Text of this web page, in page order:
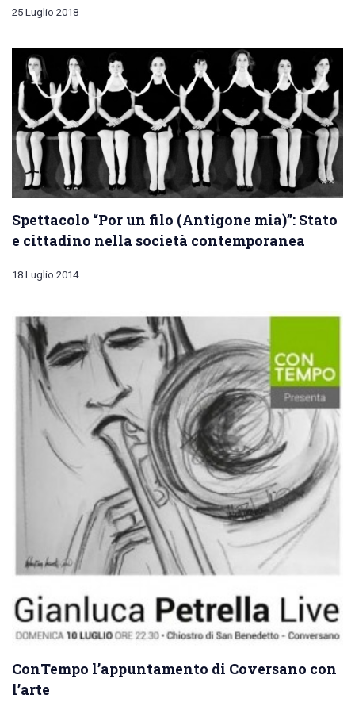
25 Luglio 2018
Spettacolo “Por un filo (Antigone mia)”: Stato
e cittadino nella società contemporanea
18 Luglio 2014
ConTempo l’appuntamento di Coversano con
l’arte